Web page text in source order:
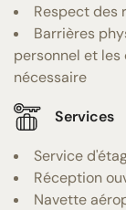
Respect des
Barrières
personnel et les
nécessaire
Services
Service
Réception
Navette